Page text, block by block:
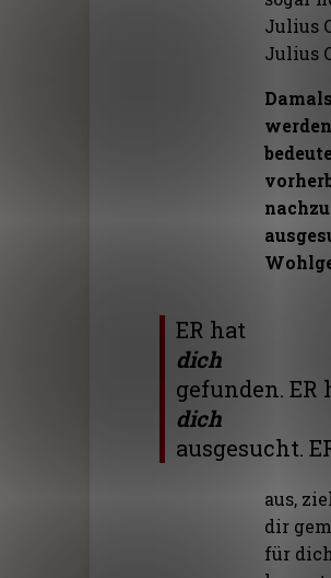
Julius
Julius
ER hat
dich
gefunden. ER
dich
ausgesucht.
aus,
dir
für